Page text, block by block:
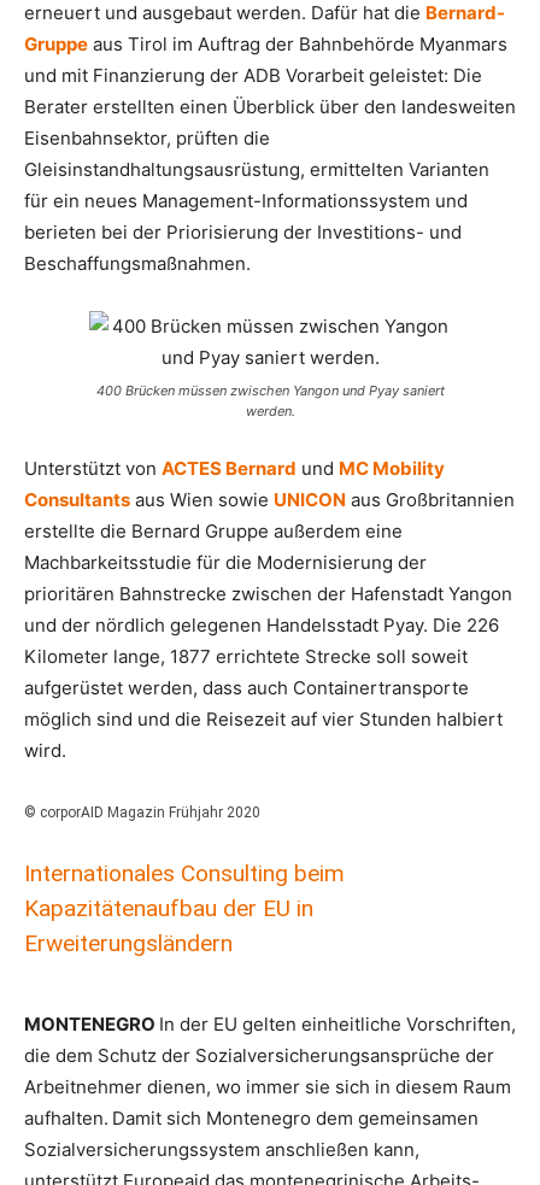
erneuert und ausgebaut werden. Dafür hat die Bernard-
Gruppe aus Tirol im Auftrag der Bahnbehörde Myanmars
und mit Finanzierung der ADB Vorarbeit geleistet: Die
Berater erstellten einen Überblick über den landesweiten
Eisenbahnsektor, prüften die
Gleisinstandhaltungsausrüstung, ermittelten Varianten
für ein neues Management-Informationssystem und
berieten bei der Priorisierung der Investitions- und
Beschaffungsmaßnahmen.
400 Brücken müssen zwischen Yangon und Pyay saniert
werden.
Unterstützt von ACTES Bernard und MC Mobility
Consultants aus Wien sowie UNICON aus Großbritannien
erstellte die Bernard Gruppe außerdem eine
Machbarkeitsstudie für die Modernisierung der
prioritären Bahnstrecke zwischen der Hafenstadt Yangon
und der nördlich gelegenen Handelsstadt Pyay. Die 226
Kilometer lange, 1877 errichtete Strecke soll soweit
aufgerüstet werden, dass auch Containertransporte
möglich sind und die Reisezeit auf vier Stunden halbiert
wird.
© corporAID Magazin Frühjahr 2020
Internationales Consulting beim
Kapazitätenaufbau der EU in
Erweiterungsländern
MONTENEGRO In der EU gelten einheitliche Vorschriften,
die dem Schutz der Sozialversicherungsansprüche der
Arbeitnehmer dienen, wo immer sie sich in diesem Raum
aufhalten. Damit sich Montenegro dem gemeinsamen
Sozialversicherungssystem anschließen kann,